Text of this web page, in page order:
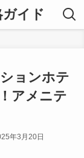
イド
ョンホテ
アメニテ
年3月20日